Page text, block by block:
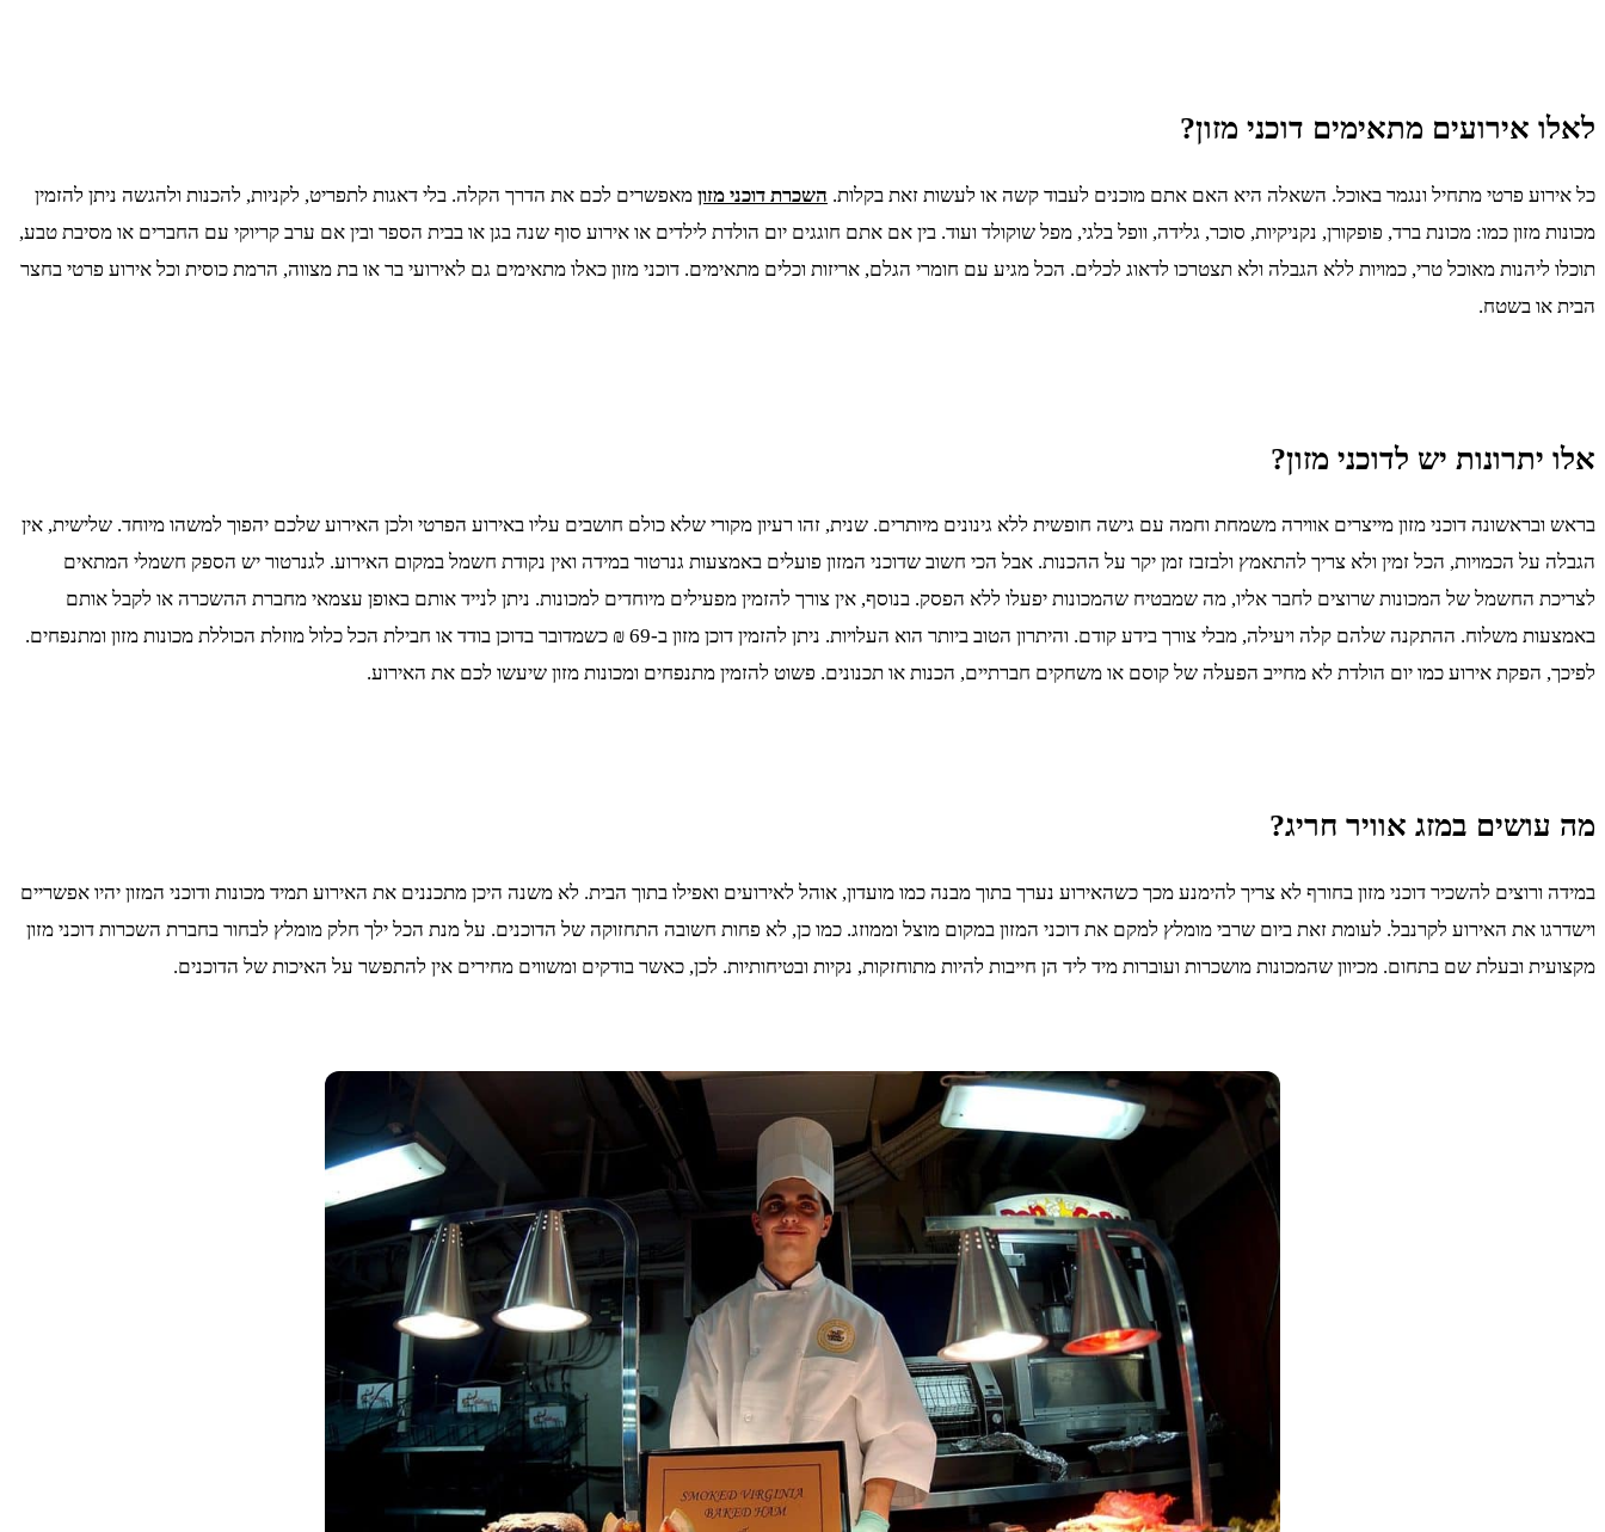
לאלו אירועים מתאימים דוכני מזון?
כל אירוע פרטי מתחיל ונגמר באוכל. השאלה היא האם אתם מוכנים לעבוד קשה או לעשות זאת בקלות. השכרת דוכני מזון מאפשרים לכם את הדרך הקלה. בלי דאגות לתפריט, לקניות, להכנות ולהגשה ניתן להזמין
מכונות מזון כמו: מכונת ברד, פופקורן, נקניקיות, סוכר, גלידה, וופל בלגי, מפל שוקולד ועוד. בין אם אתם חוגגים יום הולדת לילדים או אירוע סוף שנה בגן או בבית הספר ובין אם ערב קריוקי עם החברים או מסיבת טבע,
תוכלו ליהנות מאוכל טרי, כמויות ללא הגבלה ולא תצטרכו לדאוג לכלים. הכל מגיע עם חומרי הגלם, אריזות וכלים מתאימים. דוכני מזון כאלו מתאימים גם לאירועי בר או בת מצווה, הרמת כוסית וכל אירוע פרטי בחצר
הבית או בשטח.
אלו יתרונות יש לדוכני מזון?
בראש ובראשונה דוכני מזון מייצרים אווירה משמחת וחמה עם גישה חופשית ללא גינונים מיותרים. שנית, זהו רעיון מקורי שלא כולם חושבים עליו באירוע הפרטי ולכן האירוע שלכם יהפוך למשהו מיוחד. שלישית, אין
הגבלה על הכמויות, הכל זמין ולא צריך להתאמץ ולבזבז זמן יקר על ההכנות. אבל הכי חשוב שדוכני המזון פועלים באמצעות גנרטור במידה ואין נקודת חשמל במקום האירוע. לגנרטור יש הספק חשמלי המתאים
לצריכת החשמל של המכונות שרוצים לחבר אליו, מה שמבטיח שהמכונות יפעלו ללא הפסק. בנוסף, אין צורך להזמין מפעילים מיוחדים למכונות. ניתן לנייד אותם באופן עצמאי מחברת ההשכרה או לקבל אותם
באמצעות משלוח. ההתקנה שלהם קלה ויעילה, מבלי צורך בידע קודם. והיתרון הטוב ביותר הוא העלויות. ניתן להזמין דוכן מזון ב-69 ₪ כשמדובר בדוכן בודד או חבילת הכל כלול מוזלת הכוללת מכונות מזון ומתנפחים.
לפיכך, הפקת אירוע כמו יום הולדת לא מחייב הפעלה של קוסם או משחקים חברתיים, הכנות או תכנונים. פשוט להזמין מתנפחים ומכונות מזון שיעשו לכם את האירוע.
מה עושים במזג אוויר חריג?
במידה ורוצים להשכיר דוכני מזון בחורף לא צריך להימנע מכך כשהאירוע נערך בתוך מבנה כמו מועדון, אוהל לאירועים ואפילו בתוך הבית. לא משנה היכן מתכננים את האירוע תמיד מכונות ודוכני המזון יהיו אפשריים
וישדרגו את האירוע לקרנבל. לעומת זאת ביום שרבי מומלץ למקם את דוכני המזון במקום מוצל וממוזג. כמו כן, לא פחות חשובה התחזוקה של הדוכנים. על מנת הכל ילך חלק מומלץ לבחור בחברת השכרות דוכני מזון
מקצועית ובעלת שם בתחום. מכיוון שהמכונות מושכרות ועוברות מיד ליד הן חייבות להיות מתוחזקות, נקיות ובטיחותיות. לכן, כאשר בודקים ומשווים מחירים אין להתפשר על האיכות של הדוכנים.